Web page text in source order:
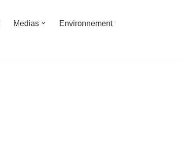
Medias
Environnement